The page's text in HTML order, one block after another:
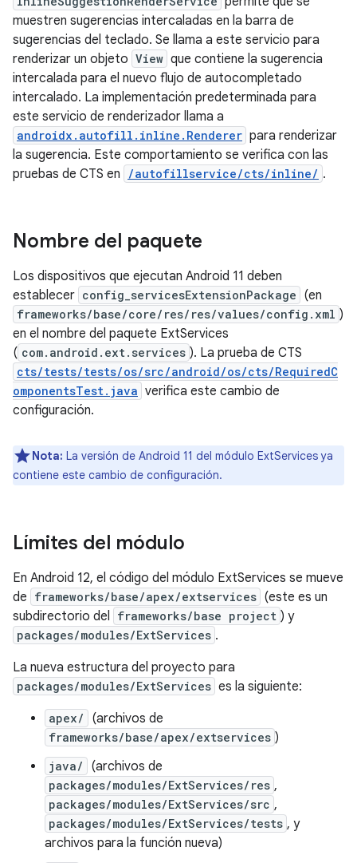
muestren sugerencias intercaladas en la barra de
sugerencias del teclado. Se llama a este servicio para
renderizar un objeto View que contiene la sugerencia
intercalada para el nuevo flujo de autocompletado
intercalado. La implementación predeterminada para
este servicio de renderizador llama a
androidx.autofill.inline.Renderer para renderizar
la sugerencia. Este comportamiento se verifica con las
pruebas de CTS en
/autofillservice/cts/inline/ .
Nombre del paquete
Los dispositivos que ejecutan Android 11 deben
establecer config_servicesExtensionPackage (en
frameworks/base/core/res/res/values/config.xml )
en el nombre del paquete ExtServices
( com.android.ext.services ). La prueba de CTS
cts/tests/tests/os/src/android/os/cts/RequiredC
omponentsTest.java verifica este cambio de
configuración.
Nota: La versión de Android 11 del módulo ExtServices ya
contiene este cambio de configuración.
Límites del módulo
En Android 12, el código del módulo ExtServices se mueve
de frameworks/base/apex/extservices (este es un
subdirectorio del frameworks/base project ) y
packages/modules/ExtServices .
La nueva estructura del proyecto para
packages/modules/ExtServices es la siguiente:
apex/ (archivos de
frameworks/base/apex/extservices )
java/ (archivos de
packages/modules/ExtServices/res ,
packages/modules/ExtServices/src ,
packages/modules/ExtServices/tests , y
archivos para la función nueva)